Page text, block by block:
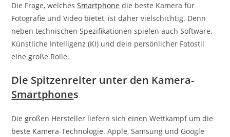
Die Frage, welchesSmartphone die beste Kamera für
Fotografie und Video bietet, ist daher vielschichtig. Denn
neben technischen Spezifikationen spielen auch Software,
Künstliche Intelligenz (KI) und dein persönlicher Fotostil
eine große Rolle.
Die Spitzenreiter unter den Kamera-
Smartphones
Die großen Hersteller liefern sich einen Wettkampf um die
beste Kamera-Technologie. Apple, Samsung und Google